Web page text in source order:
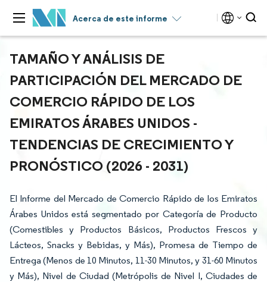
Acerca de este informe
TAMAÑO Y ANÁLISIS DE
PARTICIPACIÓN DEL MERCADO DE
COMERCIO RÁPIDO DE LOS
EMIRATOS ÁRABES UNIDOS -
TENDENCIAS DE CRECIMIENTO Y
PRONÓSTICO (2026 - 2031)
El Informe del Mercado de Comercio Rápido de los Emiratos
Árabes Unidos está segmentado por Categoría de Producto
(Comestibles y Productos Básicos, Productos Frescos y
Lácteos, Snacks y Bebidas, y Más), Promesa de Tiempo de
Entrega (Menos de 10 Minutos, 11-30 Minutos, y 31-60 Minutos
y Más), Nivel de Ciudad (Metrópolis de Nivel I, Ciudades de